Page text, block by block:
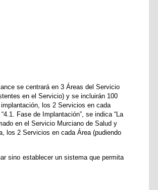
se centrará en 3 Áreas del Servicio
en el Servicio) y se incluirán 100
los 2 Servicios en cada
Fase de Implantación”, se indica “La
en el Servicio Murciano de Salud y
los 2 Servicios en cada Área (pudiendo
sino establecer un sistema que permita